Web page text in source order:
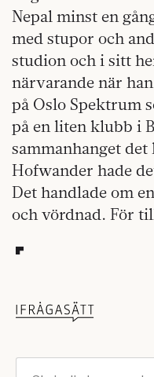
Nepal minst en
med stupor och
studion och i sitt
närvarande när
på Oslo Spektrum
på en liten klubb i
sammanhanget det
Hofwander hade
Det handlade om
och vördnad. För